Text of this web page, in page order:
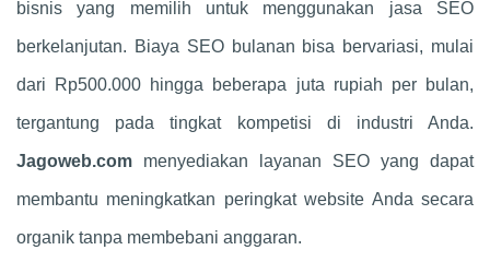
bisnis yang memilih untuk menggunakan jasa SEO
berkelanjutan. Biaya SEO bulanan bisa bervariasi, mulai
dari Rp500.000 hingga beberapa juta rupiah per bulan,
tergantung pada tingkat kompetisi di industri Anda.
Jagoweb.com menyediakan layanan SEO yang dapat
membantu meningkatkan peringkat website Anda secara
organik tanpa membebani anggaran.